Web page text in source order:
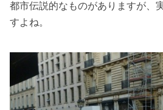
都市伝説的なものがありますが、
すよね。